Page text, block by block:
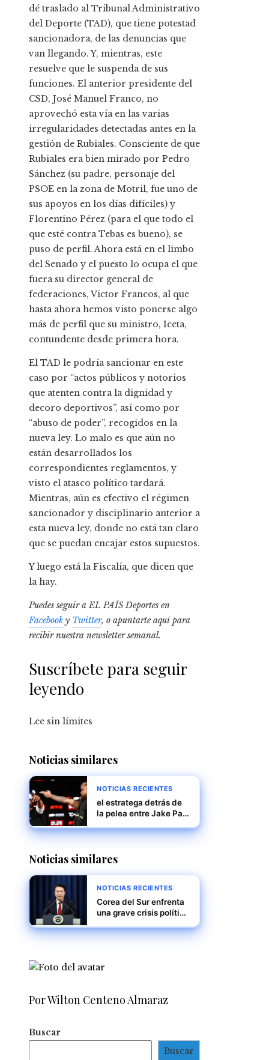
dé traslado al Tribunal Administrativo
del Deporte (TAD), que tiene potestad
sancionadora, de las denuncias que
van llegando. Y, mientras, este
resuelve que le suspenda de sus
funciones. El anterior presidente del
CSD, José Manuel Franco, no
aprovechó esta vía en las varias
irregularidades detectadas antes en la
gestión de Rubiales. Consciente de que
Rubiales era bien mirado por Pedro
Sánchez (su padre, personaje del
PSOE en la zona de Motril, fue uno de
sus apoyos en los días difíciles) y
Florentino Pérez (para el que todo el
que esté contra Tebas es bueno), se
puso de perfil. Ahora está en el limbo
del Senado y el puesto lo ocupa el que
fuera su director general de
federaciones, Víctor Francos, al que
hasta ahora hemos visto ponerse algo
más de perfil que su ministro, Iceta,
contundente desde primera hora.
El TAD le podría sancionar en este
caso por “actos públicos y notorios
que atenten contra la dignidad y
decoro deportivos”, así como por
“abuso de poder”, recogidos en la
nueva ley. Lo malo es que aún no
están desarrollados los
correspondientes reglamentos, y
visto el atasco político tardará.
Mientras, aún es efectivo el régimen
sancionador y disciplinario anterior a
esta nueva ley, donde no está tan claro
que se puedan encajar estos supuestos.
Y luego está la Fiscalía, que dicen que
la hay.
Puedes seguir a EL PAÍS Deportes en
Facebook y Twitter, o apuntarte aquí para
recibirnuestra newsletter semanal.
Suscríbete para seguir
leyendo
Lee sin límites
Noticias similares
NOTICIAS RECIENTES
el estratega detrás de
la pelea entre Jake Paul
Noticias similares
NOTICIAS RECIENTES
Corea del Sur enfrenta
una grave crisis política
encara juicio político y
Por Wilton Centeno Almaraz
Buscar
Buscar